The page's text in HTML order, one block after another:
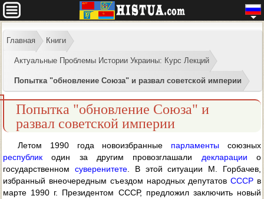
Главная Книги
Актуальные Проблемы Истории Украины: Курс Лекций
Попытка "обновление Союза" и развал советской империи
Попытка "обновление Союза" и
развал советской империи
Летом 1990 года новоизбранные парламенты союзных
республик один за другим провозглашали декларации о
государственном суверенитете. В этой ситуации М. Горбачев,
избранный внеочередным съездом народных депутатовСССР в
марте 1990 г. Президентом СССР, предложил заключить новый